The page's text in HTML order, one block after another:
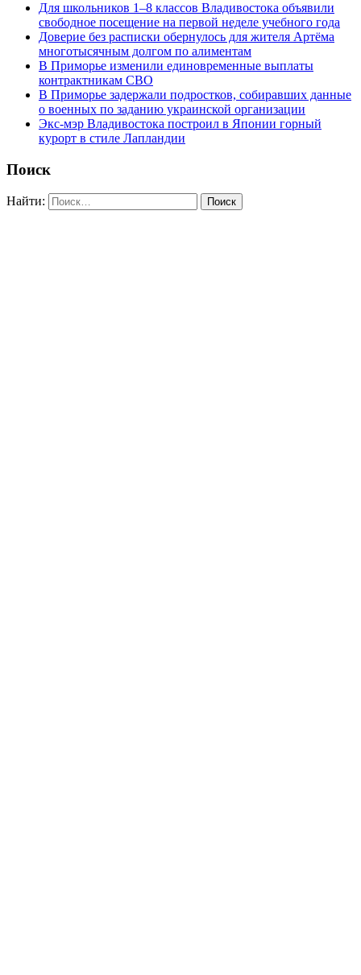
Для школьников 1–8 классов Владивостока объявили
свободное посещение на первой неделе учебного года
Доверие без расписки обернулось для жителя Артёма
многотысячным долгом по алиментам
В Приморье изменили единовременные выплаты
контрактникам СВО
В Приморье задержали подростков, собиравших данные
о военных по заданию украинской организации
Экс-мэр Владивостока построил в Японии горный
курорт в стиле Лапландии
Поиск
Найти: